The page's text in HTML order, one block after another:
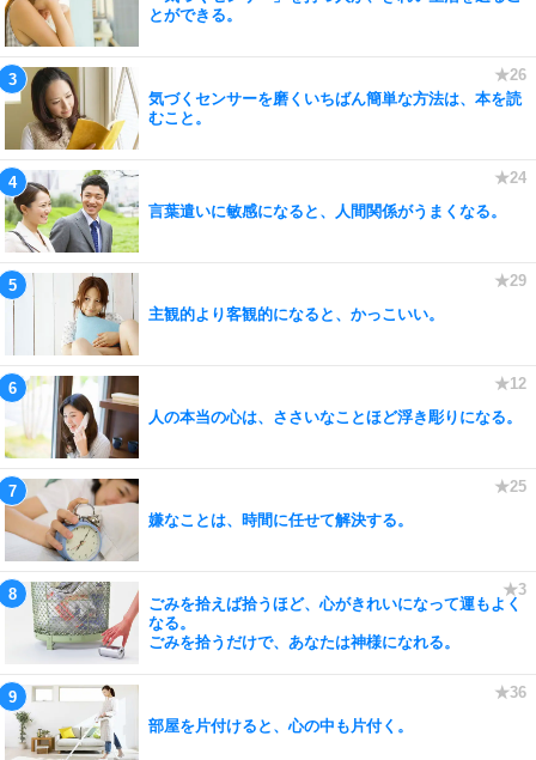
とができる。
気づくセンサーを磨くいちばん簡単な方法は、本を読
むこと。
言葉遣いに敏感になると、人間関係がうまくなる。
主観的より客観的になると、かっこいい。
人の本当の心は、ささいなことほど浮き彫りになる。
嫌なことは、時間に任せて解決する。
ごみを拾えば拾うほど、心がきれいになって運もよく
なる。
ごみを拾うだけで、あなたは神様になれる。
部屋を片付けると、心の中も片付く。